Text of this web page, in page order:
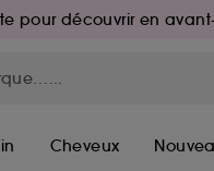
pour découvrir en
Cheveux